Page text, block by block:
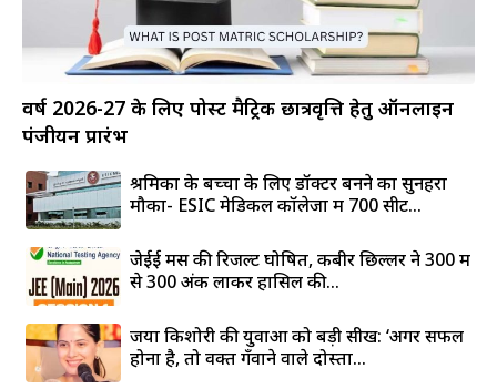
वर्ष 2026-27 के लिए पोस्ट मैट्रिक छात्रवृत्ति हेतु ऑनलाइन
पंजीयन प्रारंभ
श्रमिकों के बच्चों के लिए डॉक्टर बनने का सुनहरा
मौका- ESIC मेडिकल कॉलेजों में 700 सीटें...
जेईई मेंस की रिजल्ट घोषित, कबीर छिल्लर ने 300 में
से 300 अंक लाकर हासिल की...
जया किशोरी की युवाओं को बड़ी सीख: ‘अगर सफल
होना है, तो वक्त गँवाने वाले दोस्तों...